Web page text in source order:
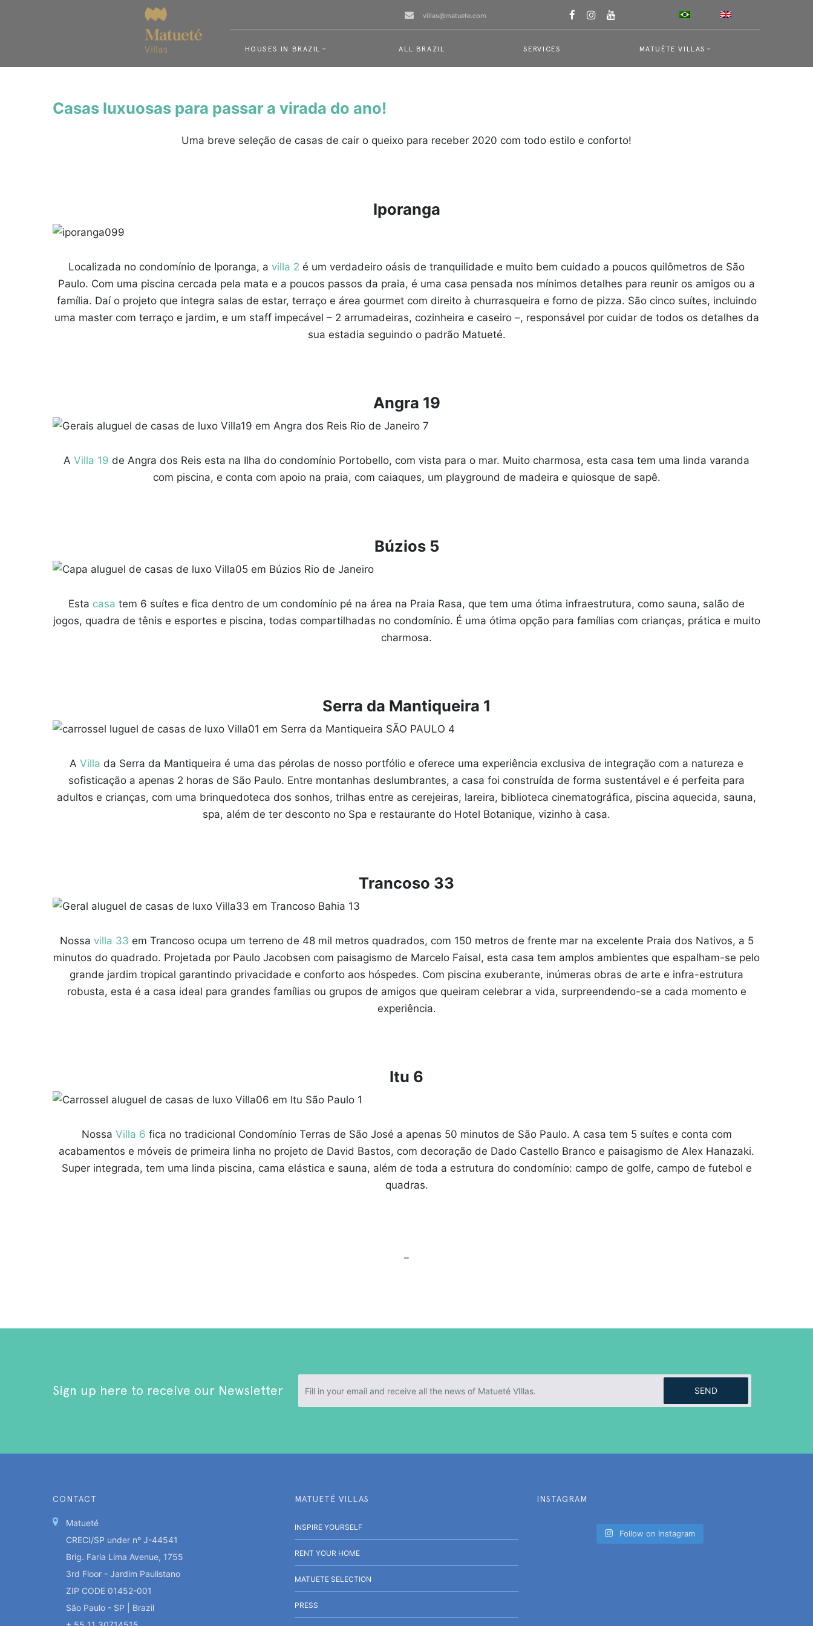
villas@matuete.com
HOUSES IN BRAZIL ALL BRAZIL SERVICES MATUÉTE VILLAS
Casas luxuosas para passar a virada do ano!
Uma breve seleção de casas de cair o queixo para receber 2020 com todo estilo e conforto!
Iporanga
Localizada no condomínio de Iporanga, a villa 2 é um verdadeiro oásis de tranquilidade e muito bem cuidado a poucos quilômetros de São
Paulo. Com uma piscina cercada pela mata e a poucos passos da praia, é uma casa pensada nos mínimos detalhes para reunir os amigos ou a
família. Daí o projeto que integra salas de estar, terraço e área gourmet com direito à churrasqueira e forno de pizza. São cinco suítes, incluindo
uma master com terraço e jardim, e um staff impecável – 2 arrumadeiras, cozinheira e caseiro –, responsável por cuidar de todos os detalhes da
sua estadia seguindo o padrão Matueté.
Angra 19
A Villa 19 de Angra dos Reis esta na Ilha do condomínio Portobello, com vista para o mar. Muito charmosa, esta casa tem uma linda varanda
com piscina, e conta com apoio na praia, com caiaques, um playground de madeira e quiosque de sapê.
Búzios 5
Esta casa tem 6 suítes e fica dentro de um condomínio pé na área na Praia Rasa, que tem uma ótima infraestrutura, como sauna, salão de
jogos, quadra de tênis e esportes e piscina, todas compartilhadas no condomínio. É uma ótima opção para famílias com crianças, prática e muito
charmosa.
Serra da Mantiqueira 1
A Villa da Serra da Mantiqueira é uma das pérolas de nosso portfólio e oferece uma experiência exclusiva de integração com a natureza e
sofisticação a apenas 2 horas de São Paulo. Entre montanhas deslumbrantes, a casa foi construída de forma sustentável e é perfeita para
adultos e crianças, com uma brinquedoteca dos sonhos, trilhas entre as cerejeiras, lareira, biblioteca cinematográfica, piscina aquecida, sauna,
spa, além de ter desconto no Spa e restaurante do Hotel Botanique, vizinho à casa.
Trancoso 33
Nossa villa 33 em Trancoso ocupa um terreno de 48 mil metros quadrados, com 150 metros de frente mar na excelente Praia dos Nativos, a 5
minutos do quadrado. Projetada por Paulo Jacobsen com paisagismo de Marcelo Faisal, esta casa tem amplos ambientes que espalham-se pelo
grande jardim tropical garantindo privacidade e conforto aos hóspedes. Com piscina exuberante, inúmeras obras de arte e infra-estrutura
robusta, esta é a casa ideal para grandes famílias ou grupos de amigos que queiram celebrar a vida, surpreendendo-se a cada momento e
experiência.
Itu 6
Nossa Villa 6 fica no tradicional Condomínio Terras de São José a apenas 50 minutos de São Paulo. A casa tem 5 suítes e conta com
acabamentos e móveis de primeira linha no projeto de David Bastos, com decoração de Dado Castello Branco e paisagismo de Alex Hanazaki.
Super integrada, tem uma linda piscina, cama elástica e sauna, além de toda a estrutura do condomínio: campo de golfe, campo de futebol e
quadras.
Sign up here to receive our Newsletter SEND
CONTACT
Matueté
CRECI/SP under nº J-44541
Brig. Faria Lima Avenue, 1755
3rd Floor - Jardim Paulistano
ZIP CODE 01452-001
São Paulo - SP | Brazil
MATUETÉ VILLAS
INSPIRE YOURSELF
RENT YOUR HOME
MATUETE SELECTION
PRESS
INSTAGRAM
Follow on Instagram